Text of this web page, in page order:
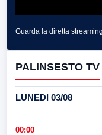
Guarda la diretta streaming
PALINSESTO TV
LUNEDI 03/08
00:00